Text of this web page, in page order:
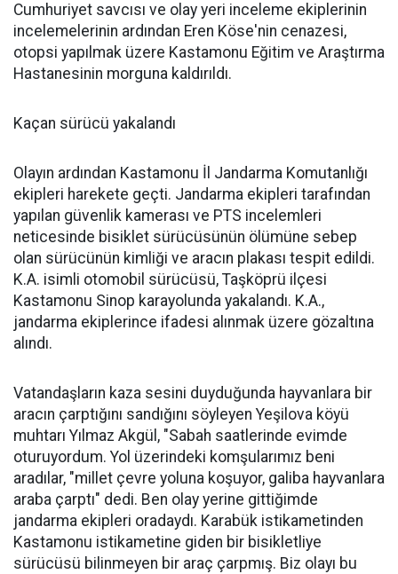
Cumhuriyet savcısı ve olay yeri inceleme ekiplerinin
incelemelerinin ardından Eren Köse'nin cenazesi,
otopsi yapılmak üzere Kastamonu Eğitim ve Araştırma
Hastanesinin morguna kaldırıldı.
Kaçan sürücü yakalandı
Olayın ardından Kastamonu İl Jandarma Komutanlığı
ekipleri harekete geçti. Jandarma ekipleri tarafından
yapılan güvenlik kamerası ve PTS incelemleri
neticesinde bisiklet sürücüsünün ölümüne sebep
olan sürücünün kimliği ve aracın plakası tespit edildi.
K.A. isimli otomobil sürücüsü, Taşköprü ilçesi
Kastamonu Sinop karayolunda yakalandı. K.A.,
jandarma ekiplerince ifadesi alınmak üzere gözaltına
alındı.
Vatandaşların kaza sesini duyduğunda hayvanlara bir
aracın çarptığını sandığını söyleyen Yeşilova köyü
muhtarı Yılmaz Akgül, "Sabah saatlerinde evimde
oturuyordum. Yol üzerindeki komşularımız beni
aradılar, "millet çevre yoluna koşuyor, galiba hayvanlara
araba çarptı" dedi. Ben olay yerine gittiğimde
jandarma ekipleri oradaydı. Karabük istikametinden
Kastamonu istikametine giden bir bisikletliye
sürücüsü bilinmeyen bir araç çarpmış. Biz olayı bu